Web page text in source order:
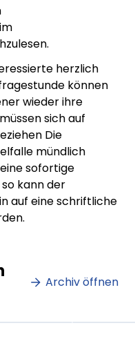
herzlich
können
wieder ihre
sich auf
Die
mündlich
sofortige
kann der
auf eine schriftliche
Archiv öffnen